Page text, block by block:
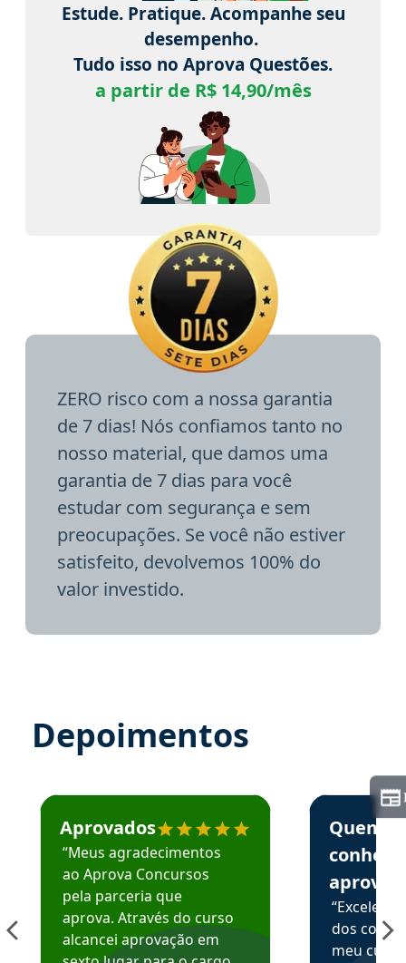
Estude. Pratique. Acompanhe seu
desempenho.
Tudo isso no Aprova Questões.
a partir de R$ 14,90/mês
ZERO risco com a nossa garantia
de 7 dias! Nós confiamos tanto no
nosso material, que damos uma
garantia de 7 dias para você
estudar com segurança e sem
preocupações. Se você não estiver
satisfeito, devolvemos 100% do
valor investido.
Depoimentos
Estudante José recomenda o Aprova Concursos em
Aprovados
“Meus agradecimentos
ao Aprova Concursos
pela parceria que
aprova. Através do curso
alcancei aprovação em
Estudante
Quem
aprova
dos
meu